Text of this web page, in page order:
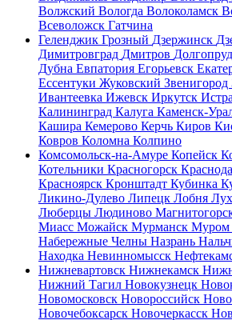
Волжский Вологда Волоколамск
Всеволожск Гатчина
Геленджик Грозный Дзержинск
Димитровград Дмитров
Дубна Евпатория Егорьевск
Ессентуки Жуковский Звенигород
Ивантеевка Ижевск Иркутск Истра
Калининград Калуга Каменск-
Кашира Кемерово Керчь Киров
Ковров Коломна Колпино
Комсомольск-на-Амуре Копейск
Котельники Красногорск
Красноярск Кронштадт Кубинка
Ликино-Дулево Липецк Лобня
Люберцы Людиново
Миасс Можайск Мурманск Муром
Набережные Челны Назрань
Находка Невинномысск
Нижневартовск Нижнекамск
Нижний Тагил Новокузнецк
Новомосковск Новороссийск
Новочебоксарск Новочеркасск